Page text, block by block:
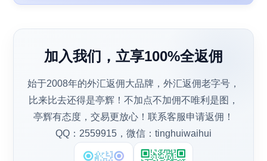
加入我们，立享100%全返佣
始于2008年的外汇返佣大品牌，外汇返佣老字号，
比来比去还得是亭辉！不加点不加佣不唯利是图，
亭辉有态度，交易更放心！联系客服申请返佣！
QQ：2559915，微信：tinghuiwaihui